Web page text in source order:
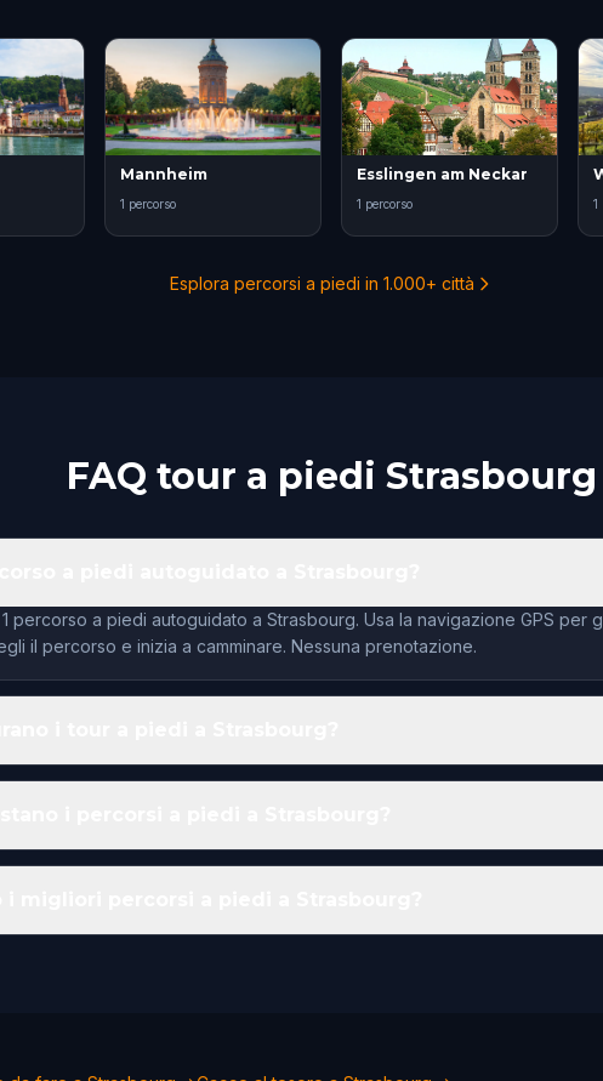
Mannheim
1 percorso
Esslingen am Neckar
1 percorso 1
Esplora percorsi a piedi in 1.000+ città
FAQ tour a piedi Strasbourg
percorso a piedi autoguidato a Strasbourg. Usa la navigazione GPS per
il percorso e inizia a camminare. Nessuna prenotazione.